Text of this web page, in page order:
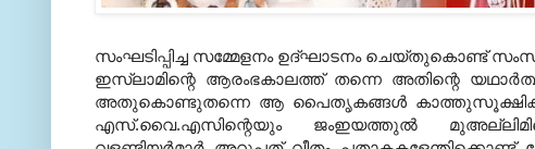
സംഘടിപ്പിച്ച സമ്മേളനം ഉദ്ഘാടനം ചെയ്തുകൊണ്ട്
ഇസ്‌ലാമിന്റെ ആരംഭകാലത്ത് തന്നെ അതിന്റെ
അതുകൊണ്ടുതന്നെ ആ പൈതൃകങ്ങള്‍ കാത്തുസൂക്ഷിക്കാന്‍
എസ്.വൈ.എസിന്റെയും ജംഇയത്തുല്‍